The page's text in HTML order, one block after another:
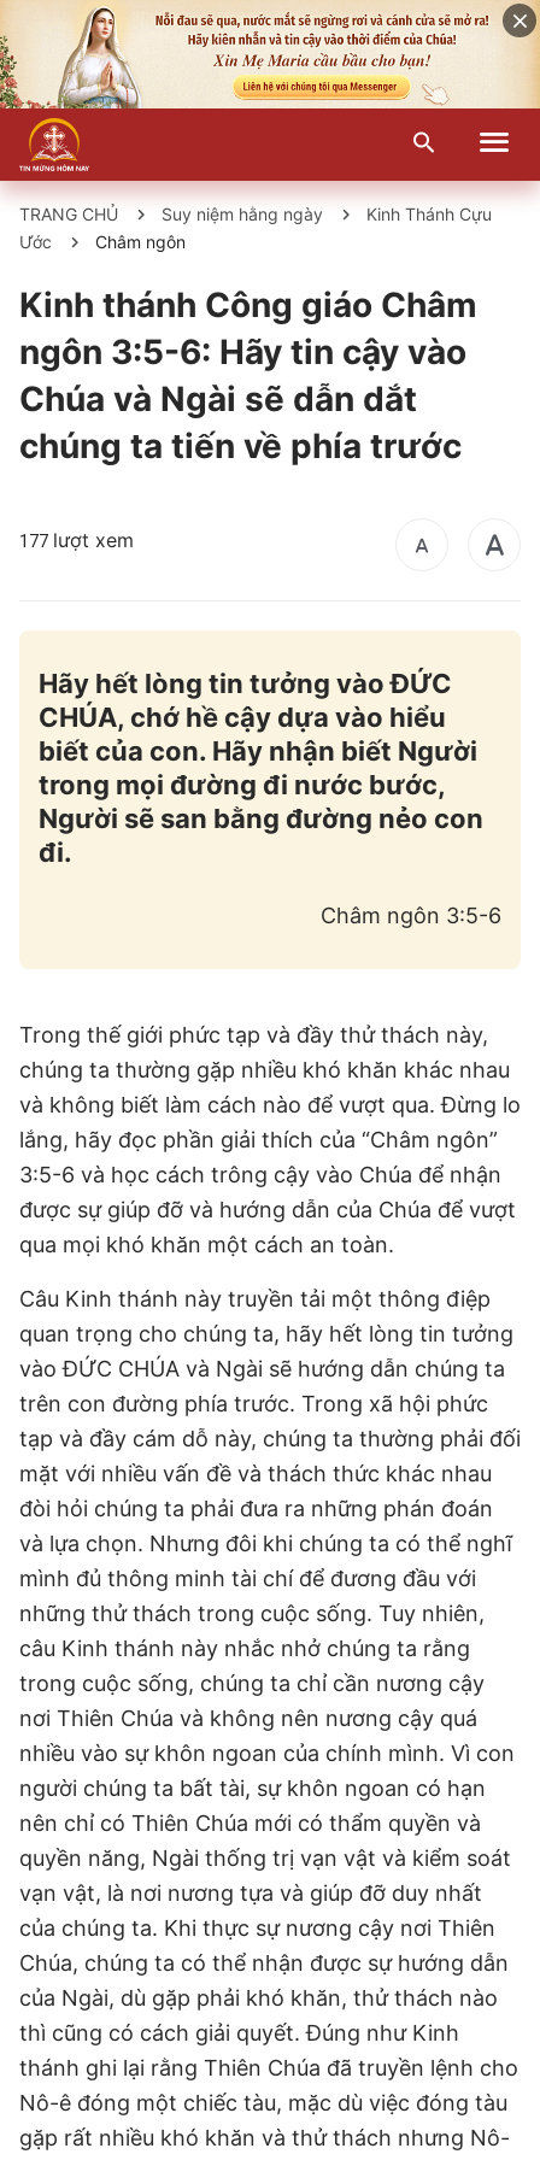
TRANG CHỦ Suy niệm hằng ngày
Kinh Thánh Cựu
Ước
Châm ngôn
Kinh thánh Công giáo Châm
ngôn 3:5-6: Hãy tin cậy vào
Chúa và Ngài sẽ dẫn dắt
chúng ta tiến về phía trước
177 lượt xem
Hãy hết lòng tin tưởng vào ĐỨC
CHÚA, chớ hề cậy dựa vào hiểu
biết của con. Hãy nhận biết Người
trong mọi đường đi nước bước,
Người sẽ san bằng đường nẻo con
đi.
Châm ngôn 3:5-6
Trong thế giới phức tạp và đầy thử thách này,
chúng ta thường gặp nhiều khó khăn khác nhau
và không biết làm cách nào để vượt qua. Đừng lo
lắng, hãy đọc phần giải thích của “Châm ngôn”
3:5-6 và học cách trông cậy vào Chúa để nhận
được sự giúp đỡ và hướng dẫn của Chúa để vượt
qua mọi khó khăn một cách an toàn.
Câu Kinh thánh này truyền tải một thông điệp
quan trọng cho chúng ta, hãy hết lòng tin tưởng
vào ĐỨC CHÚA và Ngài sẽ hướng dẫn chúng ta
trên con đường phía trước. Trong xã hội phức
tạp và đầy cám dỗ này, chúng ta thường phải đối
mặt với nhiều vấn đề và thách thức khác nhau
đòi hỏi chúng ta phải đưa ra những phán đoán
và lựa chọn. Nhưng đôi khi chúng ta có thể nghĩ
mình đủ thông minh tài chí để đương đầu với
những thử thách trong cuộc sống. Tuy nhiên,
câu Kinh thánh này nhắc nhở chúng ta rằng
trong cuộc sống, chúng ta chỉ cần nương cậy
nơi Thiên Chúa và không nên nương cậy quá
nhiều vào sự khôn ngoan của chính mình. Vì con
người chúng ta bất tài, sự khôn ngoan có hạn
nên chỉ có Thiên Chúa mới có thẩm quyền và
quyền năng, Ngài thống trị vạn vật và kiểm soát
vạn vật, là nơi nương tựa và giúp đỡ duy nhất
của chúng ta. Khi thực sự nương cậy nơi Thiên
Chúa, chúng ta có thể nhận được sự hướng dẫn
của Ngài, dù gặp phải khó khăn, thử thách nào
thì cũng có cách giải quyết. Đúng như Kinh
thánh ghi lại rằng Thiên Chúa đã truyền lệnh cho
Nô-ê đóng một chiếc tàu, mặc dù việc đóng tàu
gặp rất nhiều khó khăn và thử thách nhưng Nô-